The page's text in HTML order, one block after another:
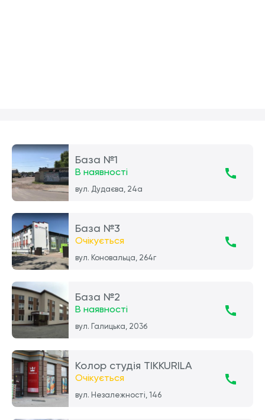
База №1
В наявності
вул. Дудаєва, 24а
База №3
Очікується
вул. Коновальца, 264г
База №2
В наявності
вул. Галицька, 203б
Колор студія TIKKURILA
Очікується
вул. Незалежності, 146